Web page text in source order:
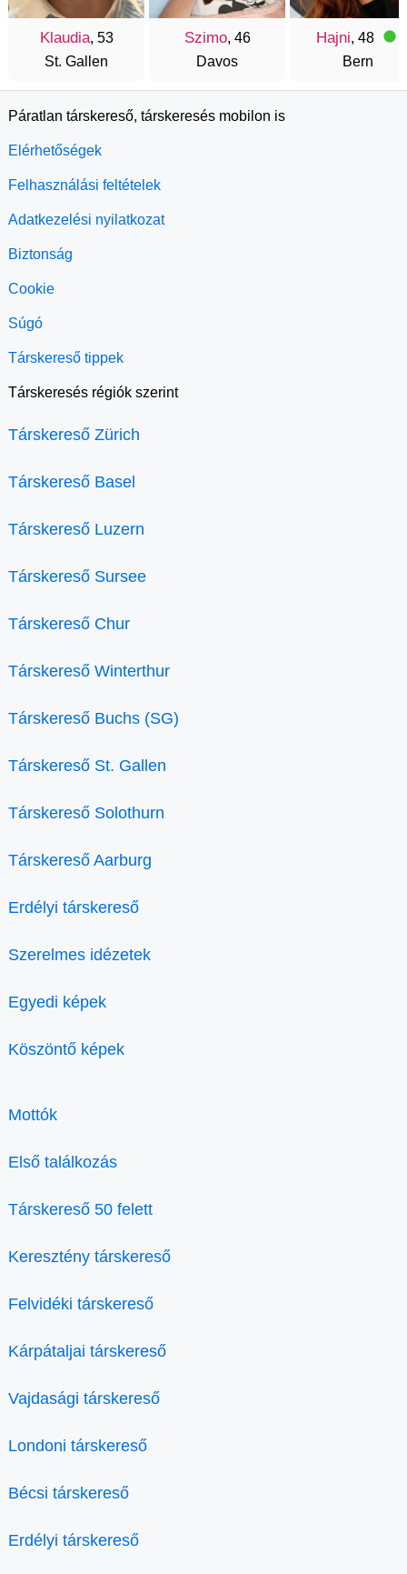
Klaudia, 53
St. Gallen
Szimo, 46
Davos
Hajni, 48
Bern
Páratlan társkereső, társkeresés mobilon is
Elérhetőségek
Felhasználási feltételek
Adatkezelési nyilatkozat
Biztonság
Cookie
Súgó
Társkereső tippek
Társkeresés régiók szerint
Társkereső Zürich
Társkereső Basel
Társkereső Luzern
Társkereső Sursee
Társkereső Chur
Társkereső Winterthur
Társkereső Buchs (SG)
Társkereső St. Gallen
Társkereső Solothurn
Társkereső Aarburg
Erdélyi társkereső
Szerelmes idézetek
Egyedi képek
Köszöntő képek
Mottók
Első találkozás
Társkereső 50 felett
Keresztény társkereső
Felvidéki társkereső
Kárpátaljai társkereső
Vajdasági társkereső
Londoni társkereső
Bécsi társkereső
Erdélyi társkereső